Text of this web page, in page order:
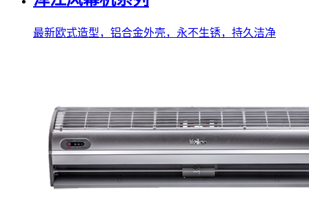
最新欧式造型，铝合金外壳，永不生锈，持久洁净